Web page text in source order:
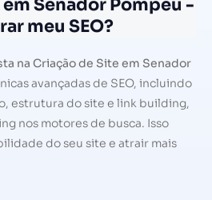
Senador Pompeu -
meu SEO?
na Criação de Site em Senador
avançadas de SEO, incluindo
estrutura do site e link building,
nos motores de busca. Isso
do seu site e atrair mais